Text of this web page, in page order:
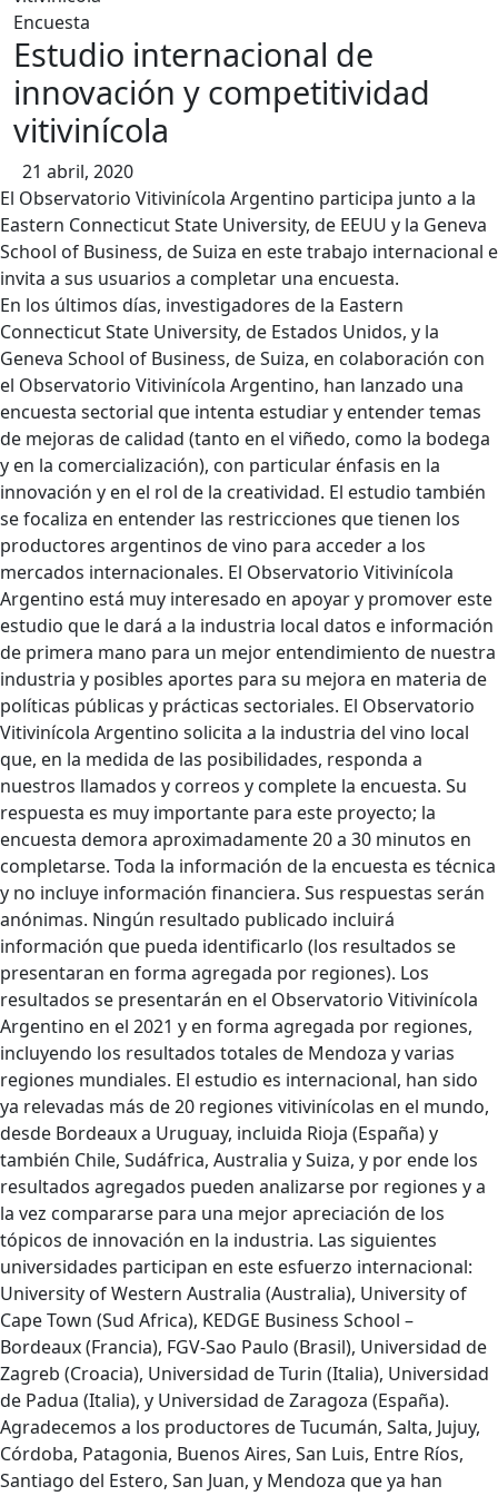
contenido
Encuesta
Estudio internacional de
innovación y competitividad
vitivinícola
21 abril, 2020
El Observatorio Vitivinícola Argentino participa junto a la
Eastern Connecticut State University, de EEUU y la Geneva
School of Business, de Suiza en este trabajo internacional e
invita a sus usuarios a completar una encuesta.
En los últimos días, investigadores de la Eastern
Connecticut State University, de Estados Unidos, y la
Geneva School of Business, de Suiza, en colaboración con
el Observatorio Vitivinícola Argentino, han lanzado una
encuesta sectorial que intenta estudiar y entender temas
de mejoras de calidad (tanto en el viñedo, como la bodega
y en la comercialización), con particular énfasis en la
innovación y en el rol de la creatividad. El estudio también
se focaliza en entender las restricciones que tienen los
productores argentinos de vino para acceder a los
mercados internacionales. El Observatorio Vitivinícola
Argentino está muy interesado en apoyar y promover este
estudio que le dará a la industria local datos e información
de primera mano para un mejor entendimiento de nuestra
industria y posibles aportes para su mejora en materia de
políticas públicas y prácticas sectoriales. El Observatorio
Vitivinícola Argentino solicita a la industria del vino local
que, en la medida de las posibilidades, responda a
nuestros llamados y correos y complete la encuesta. Su
respuesta es muy importante para este proyecto; la
encuesta demora aproximadamente 20 a 30 minutos en
completarse. Toda la información de la encuesta es técnica
y no incluye información financiera. Sus respuestas serán
anónimas. Ningún resultado publicado incluirá
información que pueda identificarlo (los resultados se
presentaran en forma agregada por regiones). Los
resultados se presentarán en el Observatorio Vitivinícola
Argentino en el 2021 y en forma agregada por regiones,
incluyendo los resultados totales de Mendoza y varias
regiones mundiales. El estudio es internacional, han sido
ya relevadas más de 20 regiones vitivinícolas en el mundo,
desde Bordeaux a Uruguay, incluida Rioja (España) y
también Chile, Sudáfrica, Australia y Suiza, y por ende los
resultados agregados pueden analizarse por regiones y a
la vez compararse para una mejor apreciación de los
tópicos de innovación en la industria. Las siguientes
universidades participan en este esfuerzo internacional:
University of Western Australia (Australia), University of
Cape Town (Sud Africa), KEDGE Business School –
Bordeaux (Francia), FGV-Sao Paulo (Brasil), Universidad de
Zagreb (Croacia), Universidad de Turin (Italia), Universidad
de Padua (Italia), y Universidad de Zaragoza (España).
Agradecemos a los productores de Tucumán, Salta, Jujuy,
Córdoba, Patagonia, Buenos Aires, San Luis, Entre Ríos,
Santiago del Estero, San Juan, y Mendoza que ya han